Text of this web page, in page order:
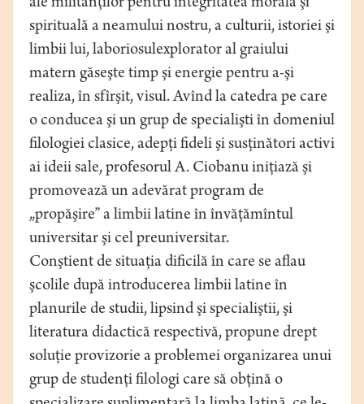
ale militanţilor pentru integritatea morală şi
spirituală a neamului nostru, a culturii, istoriei şi
limbii lui, laboriosulexplorator al graiului
matern găseşte timp şi energie pentru a-şi
realiza, în sfîrşit, visul. Avînd la catedra pe care
o conducea şi un grup de specialişti în domeniul
filologiei clasice, adepţi fideli şi susţinători activi
ai ideii sale, profesorul A. Ciobanu iniţiază şi
promovează un adevărat program de
„propăşire” a limbii latine în învăţămîntul
universitar şi cel preuniversitar.
Conştient de situaţia dificilă în care se aflau
şcolile după introducerea limbii latine în
planurile de studii, lipsind şi specialiştii, şi
literatura didactică respectivă, propune drept
soluţie provizorie a problemei organizarea unui
grup de studenţi filologi care să obţină o